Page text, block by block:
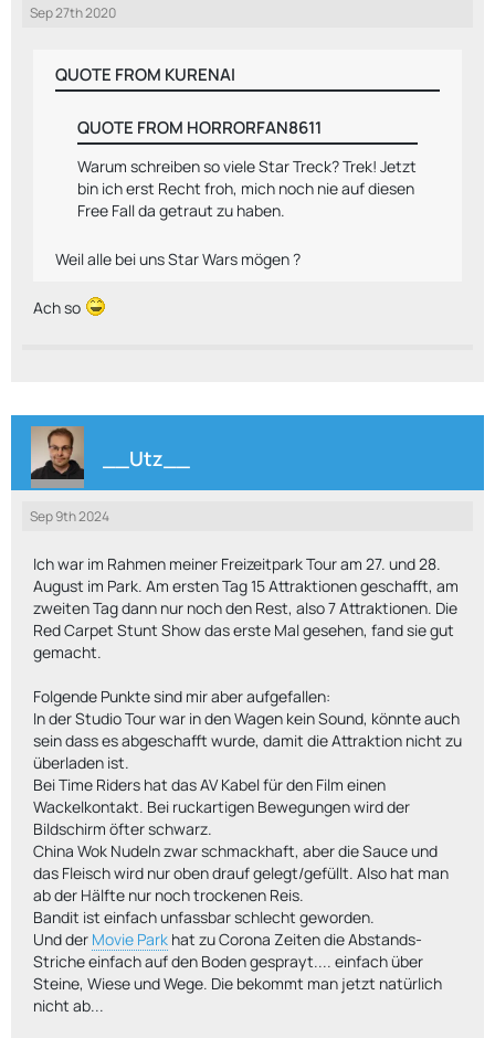
Sep 27th 2020
QUOTE FROM KURENAI
QUOTE FROM HORRORFAN8611
Warum schreiben so viele Star Treck? Trek! Jetzt
bin ich erst Recht froh, mich noch nie auf diesen
Free Fall da getraut zu haben.
Weil alle bei uns Star Wars mögen ?
Ach so
__Utz__
Sep 9th 2024
Ich war im Rahmen meiner Freizeitpark Tour am 27. und 28.
August im Park. Am ersten Tag 15 Attraktionen geschafft, am
zweiten Tag dann nur noch den Rest, also 7 Attraktionen. Die
Red Carpet Stunt Show das erste Mal gesehen, fand sie gut
gemacht.
Folgende Punkte sind mir aber aufgefallen:
In der Studio Tour war in den Wagen kein Sound, könnte auch
sein dass es abgeschafft wurde, damit die Attraktion nicht zu
überladen ist.
Bei Time Riders hat das AV Kabel für den Film einen
Wackelkontakt. Bei ruckartigen Bewegungen wird der
Bildschirm öfter schwarz.
China Wok Nudeln zwar schmackhaft, aber die Sauce und
das Fleisch wird nur oben drauf gelegt/gefüllt. Also hat man
ab der Hälfte nur noch trockenen Reis.
Bandit ist einfach unfassbar schlecht geworden.
Und der Movie Park hat zu Corona Zeiten die Abstands-
Striche einfach auf den Boden gesprayt.... einfach über
Steine, Wiese und Wege. Die bekommt man jetzt natürlich
nicht ab...